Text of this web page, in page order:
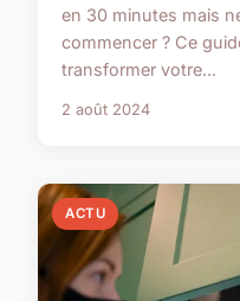
en 30 minutes mais
commencer ? Ce
transformer votre...
2 août 2024
ACTU